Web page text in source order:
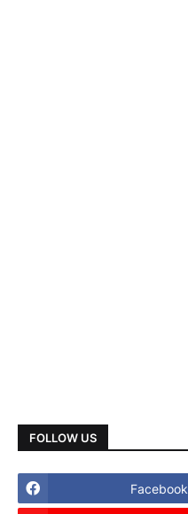
FOLLOW US
Facebook